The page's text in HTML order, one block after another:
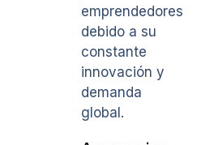
emprendedores
debido a su
constante
innovación y
demanda
global.